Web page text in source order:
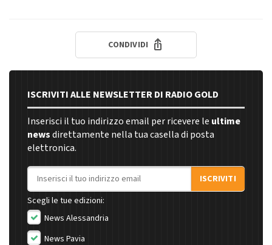
CONDIVIDI
ISCRIVITI ALLE NEWSLETTER DI RADIO GOLD
Inserisci il tuo indirizzo email per ricevere le ultime
newsdirettamente nella tua casella di posta
elettronica.
Indirizzo email
ISCRIVITI
Scegli le tue edizioni:
News Alessandria
News Pavia